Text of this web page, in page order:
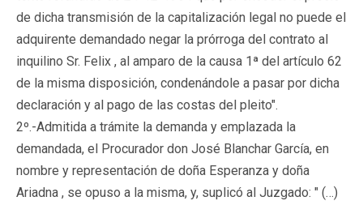
de dicha transmisión de la capitalización legal no puede el
adquirente demandado negar la prórroga del contrato al
inquilino Sr. Felix , al amparo de la causa 1ª del artículo 62
de la misma disposición, condenándole a pasar por dicha
declaración y al pago de las costas del pleito".
2º.-Admitida a trámite la demanda y emplazada la
demandada, el Procurador don José Blanchar García, en
nombre y representación de doña Esperanza y doña
Ariadna , se opuso a la misma, y, suplicó al Juzgado: " (…)